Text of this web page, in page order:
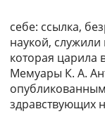
себе: ссылка,
наукой,
которая царила
Мемуары К. А.
здравствующих